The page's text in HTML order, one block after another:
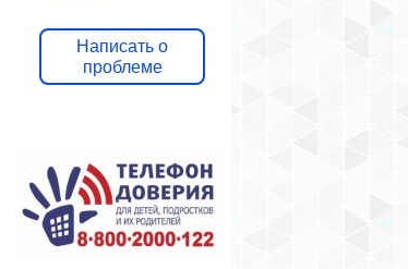
Написать о
проблеме